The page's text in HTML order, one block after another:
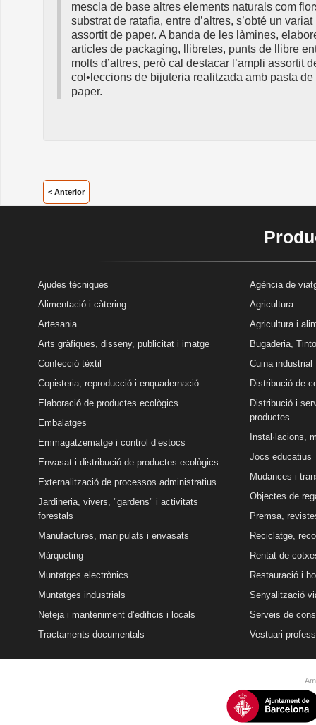
mescla de base altres elements naturals com
substrat de ratafia, entre d’altres, s’obté un variat
assortit de paper. A banda de les làmines,
articles de packaging, llibretes, punts de llibre
molts d’altres, però cal destacar l’ampli assortit
col•leccions de bijuteria realitzada amb pasta de
paper.
< Anterior
Ajudes tècniques
Alimentació i càtering
Artesania
Arts gràfiques, disseny, publicitat i imatge
Confecció tèxtil
Copisteria, reproducció i enquadernació
Elaboració de productes ecològics
Embalatges
Emmagatzematge i control d’estocs
Envasat i distribució de productes ecològics
Externalització de processos administratius
Jardineria, vivers, "gardens" i activitats
forestals
Manufactures, manipulats i envasats
Màrqueting
Muntatges electrònics
Muntatges industrials
Neteja i manteniment d’edificis i locals
Tractaments documentals
Agència de
Agricultura
Agricultura i
Bugaderia,
Cuina industrial
Distribució de
Distribució i
productes
Instal·lacions,
Jocs educatius
Mudances i
Objectes de
Premsa,
Reciclatge,
Rentat de
Restauració i
Senyalització
Serveis de
Vestuari